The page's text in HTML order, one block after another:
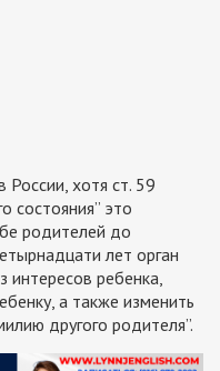
хотя ст. 59
состояния” это
родителей до
лет орган
интересов ребенка,
а также изменить
другого родителя”.